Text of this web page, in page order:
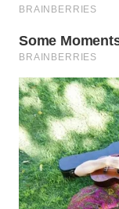
UTARA
WN
WN
PADANG
LAWAS
WN
SUMEDANG